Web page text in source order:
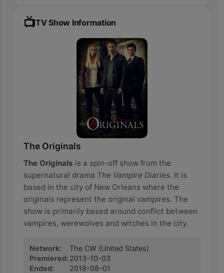
📺TV Show Information
The Originals
The Originals is a spin-off show from the
supernatural drama The Vampire Diaries. It is
based in the city of New Orleans where the
originals represent the original vampires. The
show is primarily based around conflict between
vampires, werewolves and witches in the city.
Network: The CW (United States)
Premiered: 2013-10-03
Ended:
2018-08-01